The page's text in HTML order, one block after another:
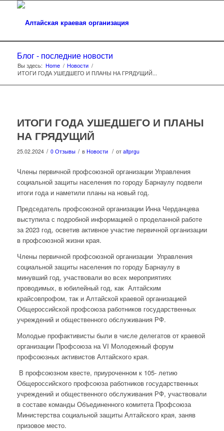
Блог - последние новости
Вы здесь: Home / Новости /
ИТОГИ ГОДА УШЕДШЕГО И ПЛАНЫ НА ГРЯДУЩИЙ...
ИТОГИ ГОДА УШЕДШЕГО И ПЛАНЫ
НА ГРЯДУЩИЙ
25.02.2024 / 0 Отзывы / в Новости / от altprgu
Члены первичной профсоюзной организации Управления
социальной защиты населения по городу Барнаулу подвели
итоги года и наметили планы на новый год.
Председатель профсоюзной организации Инна Черданцева
выступила с подробной информацией о проделанной работе
за 2023 год, осветив активное участие первичной организации
в профсоюзной жизни края.
Члены первичной профсоюзной организации Управления
социальной защиты населения по городу Барнаулу в
минувший год, участвовали во всех мероприятиях
проводимых, в юбилейный год, как Алтайским
крайсовпрофом, так и Алтайской краевой организацией
Общероссийской профсоюза работников государственных
учреждений и общественного обслуживания РФ.
Молодые профактивисты были в числе делегатов от краевой
организации Профсоюза на VI Молодежный форум
профсоюзных активистов Алтайского края.
В профсоюзном квесте, приуроченном к 105- летию
Общероссийского профсоюза работников государственных
учреждений и общественного обслуживания РФ, участвовали
в составе команды Объединенного комитета Профсоюза
Министерства социальной защиты Алтайского края, заняв
призовое место.